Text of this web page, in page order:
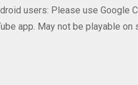
users: Please use Google
app. May not be playable on